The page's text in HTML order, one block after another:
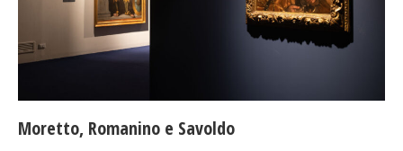
Moretto, Romanino e Savoldo